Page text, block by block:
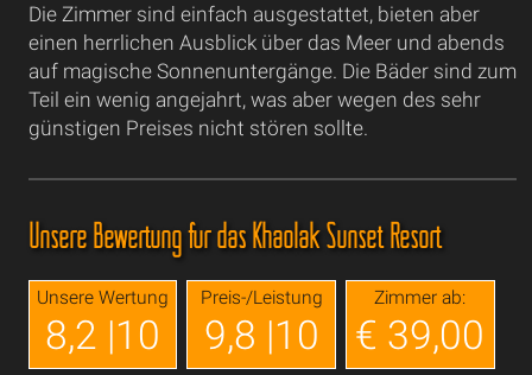
Die Zimmer sind einfach ausgestattet, bieten aber
einen herrlichen Ausblick über das Meer und abends
auf magische Sonnenuntergänge. Die Bäder sind zum
Teil ein wenig angejahrt, was aber wegen des sehr
günstigen Preises nicht stören sollte.
Unsere Bewertung für das Khaolak Sunset Resort
Unsere Wertung
8,2 |10
Preis-/Leistung
9,8 |10
Zimmer ab:
€ 39,00